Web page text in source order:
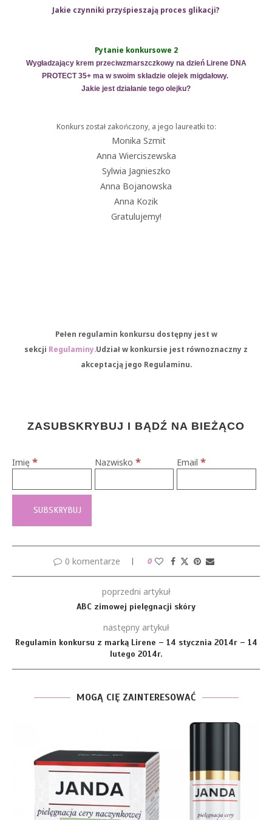
Jakie czynniki przyśpieszają proces glikacji?
Pytanie konkursowe 2
Wygładzający krem przeciwzmarszczkowy na dzień Lirene DNA
PROTECT 35+ ma w swoim składzie olejek migdałowy.
Jakie jest działanie tego olejku?
Konkurs został zakończony, a jego laureatki to:
Monika Szmit
Anna Wierciszewska
Sylwia Jagnieszko
Anna Bojanowska
Anna Kozik
Gratulujemy!
Pełen regulamin konkursu dostępny jest w
sekcji Regulaminy.Udział w konkursie jest równoznaczny z
akceptacją jego Regulaminu.
ZASUBSKRYBUJ I BĄDŹ NA BIEŻĄCO
Imię * Nazwisko * Email*
0 komentarze 0
poprzedni artykuł
ABC zimowej pielęgnacji skóry
następny artykuł
Regulamin konkursu z marką Lirene – 14 stycznia 2014r – 14
lutego 2014r.
MOGĄ CIĘ ZAINTERESOWAĆ